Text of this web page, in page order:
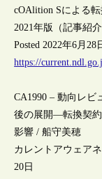
cOAlition Sによる
2021年版（記事紹介
Posted 2022年6月28
https://
CA1990 – 動向レビ
後の展開―転換契
影響 / 船守美穂
カレントアウェア
20日